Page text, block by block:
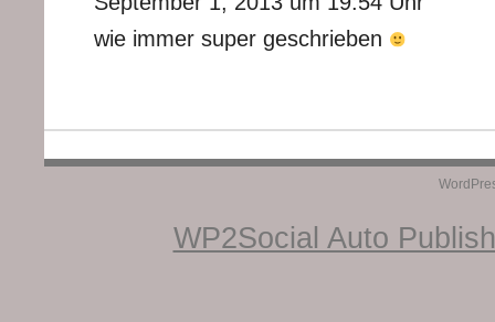
wie immer super geschrieben
WP2Social Auto Publish